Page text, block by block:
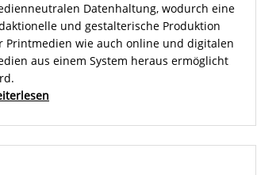
Datenhaltung, wodurch eine
und gestalterische Produktion
Printmedien wie auch online und digitalen
aus einem System heraus ermöglicht